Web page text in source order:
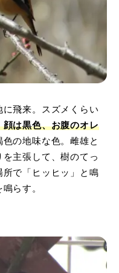
飛来。スズメくらい
は黒色、お腹のオレ
色の地味な色。雌雄と
主張して、樹のてっ
で「ヒッヒッ」と鳴
らす。